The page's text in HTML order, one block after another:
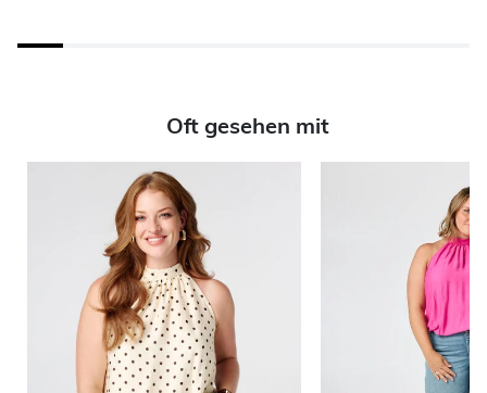
Oft gesehen mit